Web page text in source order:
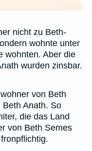
nicht zu Beth-
wohnte unter
wohnten. Aber die
wurden zinsbar.
von Beth
Anath. So
die das Land
von Beth Semes